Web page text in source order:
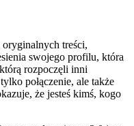
treści,
swojego profilu, która
rozpoczęli inni
połączenie, ale także
że jesteś kimś, kogo